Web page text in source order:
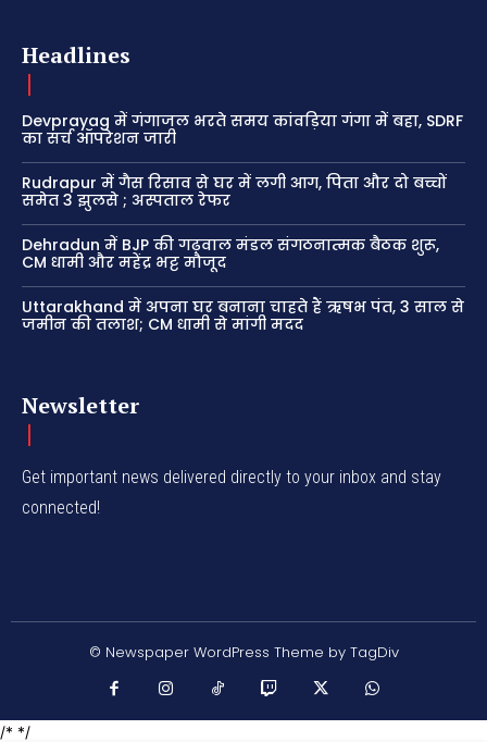
Headlines
Devprayag में गंगाजल भरते समय कांवड़िया गंगा में बहा, SDRF
का सर्च ऑपरेशन जारी
Rudrapur में गैस रिसाव से घर में लगी आग, पिता और दो बच्चों
समेत 3 झुलसे ; अस्पताल रेफर
Dehradun में BJP की गढ़वाल मंडल संगठनात्मक बैठक शुरू,
CM धामी और महेंद्र भट्ट मौजूद
Uttarakhand में अपना घर बनाना चाहते हैं ऋषभ पंत, 3 साल से
जमीन की तलाश; CM धामी से मांगी मदद
Newsletter
Get important news delivered directly to your inbox and stay
connected!
© Newspaper WordPress Theme by TagDiv
/* */